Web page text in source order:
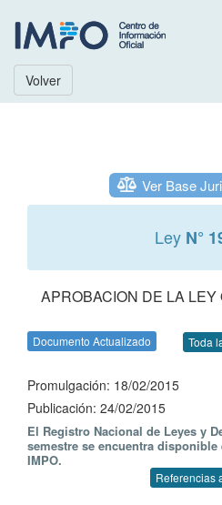
Volver
Ver Base
Ley N°
APROBACION DE LA
Documento Actualizado Toda
Promulgación: 18/02/2015
Publicación: 24/02/2015
El Registro Nacional de Leyes y
semestre se encuentra disponible
IMPO.
Referencias